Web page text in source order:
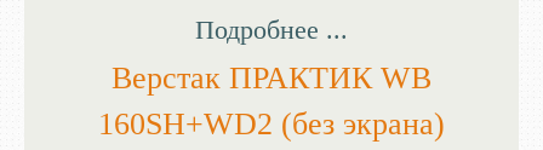
Подробнее ...
Верстак ПРАКТИК WB
160SH+WD2 (без экрана)